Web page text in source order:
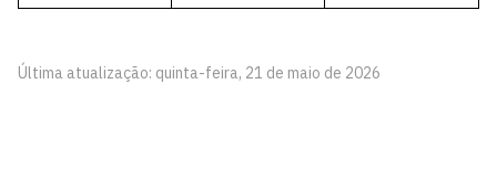
Última atualização: quinta-feira, 21 de maio de 2026